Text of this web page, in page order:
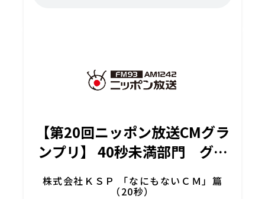
【第20回ニッポン放送CMグラ
ンプリ】 40秒未満部門 グラ
ンプリ
株式会社ＫＳＰ 「なにもないＣＭ」篇
（20秒）